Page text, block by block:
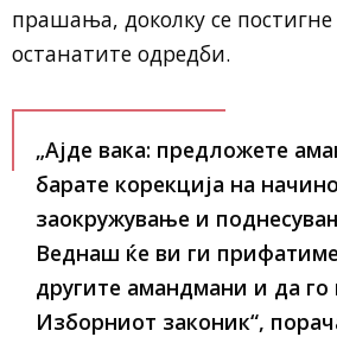
прашања, доколку се постигне
останатите одредби.
„Ајде вака: предложете
барате корекција на
заокружување и
Веднаш ќе ви ги
другите амандмани и да го
Изборниот законик“,